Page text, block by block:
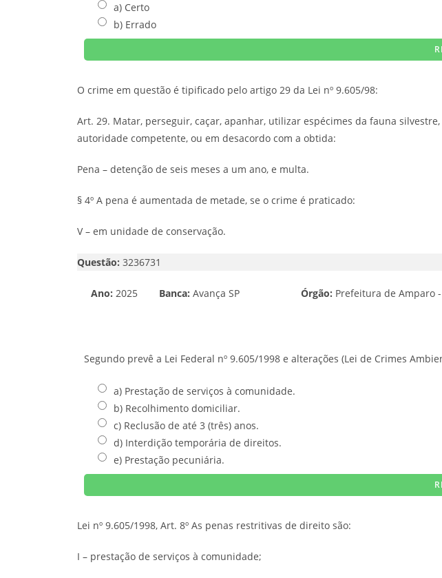
a) Certo
b) Errado
O crime em questão é tipificado pelo artigo 29 da Lei nº 9.605/98:
Art. 29. Matar, perseguir, caçar, apanhar, utilizar espécimes da fauna
autoridade competente, ou em desacordo com a obtida:
Pena – detenção de seis meses a um ano, e multa.
§ 4º A pena é aumentada de metade, se o crime é praticado:
V – em unidade de conservação.
Questão: 3236731
Ano: 2025 Banca: Avança SP Órgão: Prefeitura de Amparo -
Segundo prevê a Lei Federal nº 9.605/1998 e alterações (Lei de Crimes
a) Prestação de serviços à comunidade.
b) Recolhimento domiciliar.
c) Reclusão de até 3 (três) anos.
d) Interdição temporária de direitos.
e) Prestação pecuniária.
Lei nº 9.605/1998, Art. 8º As penas restritivas de direito são:
I – prestação de serviços à comunidade;